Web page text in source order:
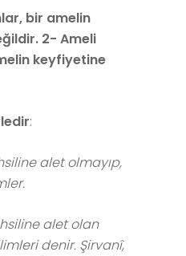
bir amelin
2- Ameli
keyfiyetine
:
alet olmayıp,
alet olan
denir. Şirvanî,